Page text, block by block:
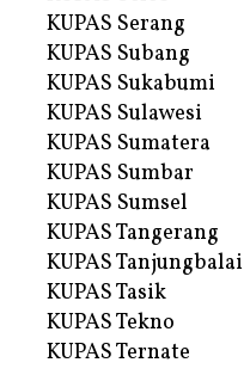
KUPAS Serang
KUPAS Subang
KUPAS Sukabumi
KUPAS Sulawesi
KUPAS Sumatera
KUPAS Sumbar
KUPAS Sumsel
KUPAS Tangerang
KUPAS Tanjungbalai
KUPAS Tasik
KUPAS Tekno
KUPAS Ternate